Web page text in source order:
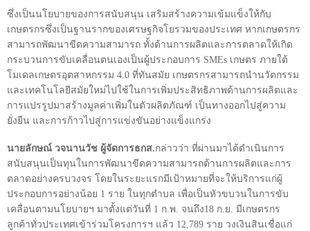
ซึ่งเป็นนโยบายของการสนับสนุน เสริมสร้างความเข้มแข็งให้กับ
เกษตรกรซึ่งเป็นฐานรากของเศรษฐกิจโยรวมของประเทศ หากเกษตรกร
สามารถพัฒนาขีดความสามารถ ทั้งด้านการผลิตและการตลาดให้เกิด
กระบวนการขับเคลื่อนตนเองเป็นผู้ประกอบการ SMEs เกษตร ภายใต้
โมเดลเกษตรอุตสาหกรรม 4.0 ที่ทันสมัย เกษตรกรสามารถนำนวัตกรรม
และเทคโนโลยีสมัยใหม่ไปใช้ในการเพิ่มประสิทธิภาพด้านการผลิตและ
การแปรรูปมาสร้างมูลค่าเพิ่มในตัวผลิตภัณฑ์ เป็นทางออกไปสู่ความ
ยั่งยืน และการก้าวไปสู่การแข่งขันอย่างแข็งแกร่ง
นายลักษณ์ วจนานวัช ผู้จัดการธกส.กล่าวว่า ที่ผ่านมาได้ดำเนินการ
สนับสนุนเป็นทุนในการพัฒนาขีดความสามารถด้านการผลิตและการ
ตลาดอย่างครบวงจร โดยในระยะแรกมีเป้าหมายที่จะให้บริการแก่ผู้
ประกอบการอย่างน้อย 1 ราย ในทุกตำบล เพื่อเป็นหัวขบวนในการขับ
เคลื่อนตามนโยบายฯ มาตั้งแต่วันที่ 1 ก.พ. จนถึง18 ก.ย. มีเกษตรกร
ลูกค้าทั่วประเทศเข้าร่วมโครงการฯ แล้ว 12,789 ราย วงเงินสินเชื่อแก่